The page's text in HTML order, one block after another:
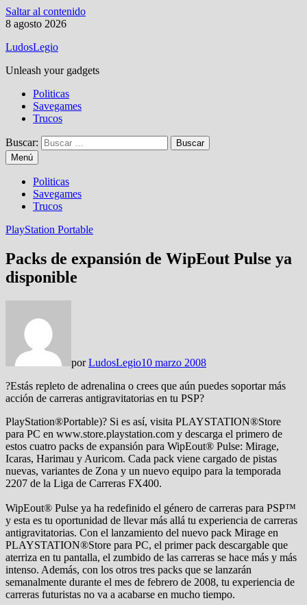
Saltar al contenido
8 agosto 2026
LudosLegio
Unleash your gadgets
Politicas
Savegames
Trucos
Buscar:
Menú
Politicas
Savegames
Trucos
PlayStation Portable
Packs de expansión de WipEout Pulse ya
disponible
porLudosLegio10 marzo 2008
?Estás repleto de adrenalina o crees que aún puedes soportar más
acción de carreras antigravitatorias en tu PSP?
PlayStation®Portable)? Si es así, visita PLAYSTATION®Store
para PC en www.store.playstation.com y descarga el primero de
estos cuatro packs de expansión para WipEout® Pulse: Mirage,
Icaras, Harimau y Auricom. Cada pack viene cargado de pistas
nuevas, variantes de Zona y un nuevo equipo para la temporada
2207 de la Liga de Carreras FX400.
WipEout® Pulse ya ha redefinido el género de carreras para PSP™
y esta es tu oportunidad de llevar más allá tu experiencia de carreras
antigravitatorias. Con el lanzamiento del nuevo pack Mirage en
PLAYSTATION®Store para PC, el primer pack descargable que
aterriza en tu pantalla, el zumbido de las carreras se hace más y más
intenso. Además, con los otros tres packs que se lanzarán
semanalmente durante el mes de febrero de 2008, tu experiencia de
carreras futuristas no va a acabarse en mucho tiempo.